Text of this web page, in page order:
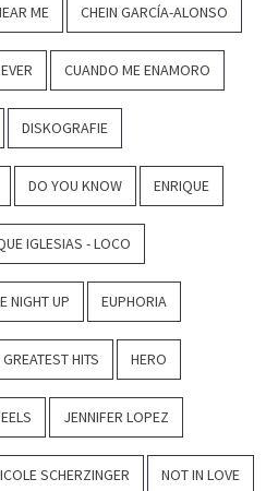
ME CHEIN GARCÍA-ALONSO
CUANDO ME ENAMORO
DISKOGRAFIE
DO YOU KNOW ENRIQUE
IGLESIAS - LOCO
NIGHT UP EUPHORIA
GREATEST HITS HERO
JENNIFER LOPEZ
SCHERZINGER NOT IN LOVE